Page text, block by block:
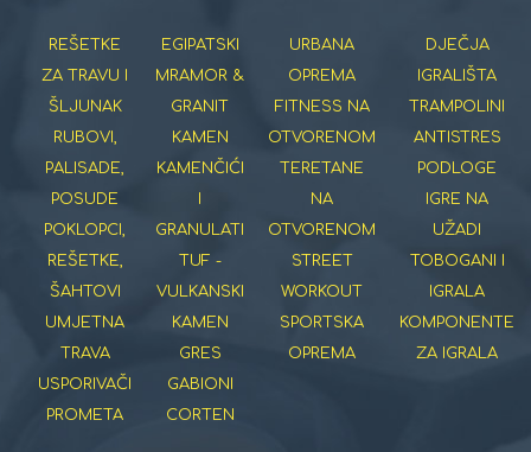
REŠETKE
ZA TRAVU I
ŠLJUNAK
RUBOVI,
PALISADE,
POSUDE
POKLOPCI,
REŠETKE,
ŠAHTOVI
UMJETNA
TRAVA
USPORIVAČI
PROMETA
EGIPATSKI
MRAMOR &
GRANIT
KAMEN
KAMENČIĆI
I
GRANULATI
TUF -
VULKANSKI
KAMEN
GRES
GABIONI
CORTEN
URBANA
OPREMA
FITNESS NA
OTVORENOM
TERETANE
NA
OTVORENOM
STREET
WORKOUT
SPORTSKA
OPREMA
DJEČJA
IGRALIŠTA
TRAMPOLINI
ANTISTRES
PODLOGE
IGRE NA
UŽADI
TOBOGANI I
IGRALA
KOMPONENTE
ZA IGRALA